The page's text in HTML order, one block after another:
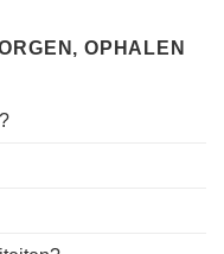
OPHALEN